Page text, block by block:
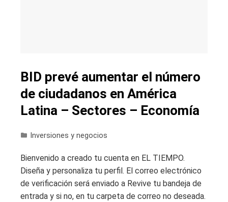
BID prevé aumentar el número
de ciudadanos en América
Latina – Sectores – Economía
Inversiones y negocios
Bienvenido a creado tu cuenta en EL TIEMPO.
Diseña y personaliza tu perfil. El correo electrónico
de verificación será enviado a Revive tu bandeja de
entrada y si no, en tu carpeta de correo no deseada.